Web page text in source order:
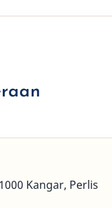
Kangar, Perlis